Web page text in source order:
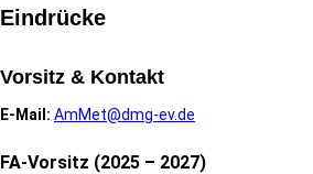
Eindrücke
Vorsitz & Kontakt
E-Mail: AmMet@dmg-ev.de
FA-Vorsitz (2025 – 2027)